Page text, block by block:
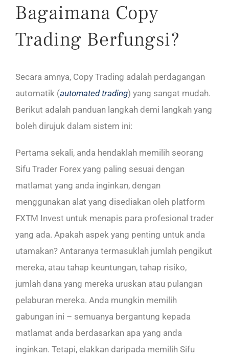
Bagaimana Copy
Trading Berfungsi?
Secara amnya, Copy Trading adalah perdagangan
automatik (automated trading) yang sangat mudah.
Berikut adalah panduan langkah demi langkah yang
boleh dirujuk dalam sistem ini:
Pertama sekali, anda hendaklah memilih seorang
Sifu Trader Forex yang paling sesuai dengan
matlamat yang anda inginkan, dengan
menggunakan alat yang disediakan oleh platform
FXTM Invest untuk menapis para profesional trader
yang ada. Apakah aspek yang penting untuk anda
utamakan? Antaranya termasuklah jumlah pengikut
mereka, atau tahap keuntungan, tahap risiko,
jumlah dana yang mereka uruskan atau pulangan
pelaburan mereka. Anda mungkin memilih
gabungan ini – semuanya bergantung kepada
matlamat anda berdasarkan apa yang anda
inginkan. Tetapi, elakkan daripada memilih Sifu